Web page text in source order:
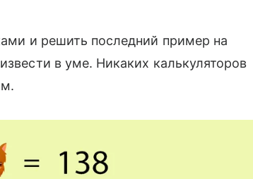
и решить последний пример на
в уме. Никаких калькуляторов